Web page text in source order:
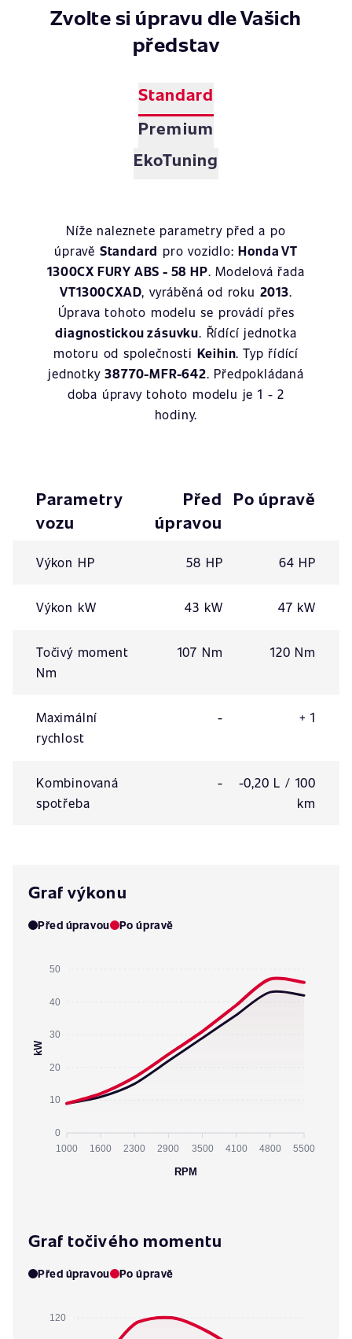
Zvolte si úpravu dle Vašich
představ
Standard
Premium
EkoTuning
Níže naleznete parametry před a po
úpravě Standard pro vozidlo:Honda VT
1300CX FURY ABS - 58 HP. Modelová řada
VT1300CXAD, vyráběná od roku 2013.
Úprava tohoto modelu se provádí přes
diagnostickou zásuvku. Řídící jednotka
motoru od společnosti Keihin. Typ řídící
jednotky38770-MFR-642. Předpokládaná
doba úpravy tohoto modelu je 1 - 2
hodiny.
Parametry
vozu
Před
úpravou
Po úpravě
Výkon HP 58 HP 64 HP
Výkon kW 43 kW 47 kW
Točivý moment
Nm
107 Nm 120 Nm
Maximální
rychlost
- + 1
Kombinovaná
spotřeba
-
-0,20 L / 100
km
Graf výkonu
Před úpravou Po úpravě
50
40
30
20
10
0
kW
1000 1600 2300 2900 3500 4100 4800 5500
RPM
Graf točivého momentu
Před úpravou Po úpravě
120